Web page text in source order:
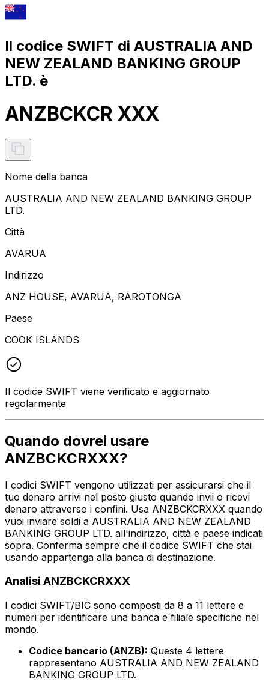
Il codice SWIFT di AUSTRALIA AND
NEW ZEALAND BANKING GROUP
LTD. è
ANZBCKCR XXX
Nome della banca
AUSTRALIA AND NEW ZEALAND BANKING GROUP
LTD.
Città
AVARUA
Indirizzo
ANZ HOUSE, AVARUA, RAROTONGA
Paese
COOK ISLANDS
Il codice SWIFT viene verificato e aggiornato
regolarmente
Quando dovrei usare
ANZBCKCRXXX?
I codici SWIFT vengono utilizzati per assicurarsi che il
tuo denaro arrivi nel posto giusto quando invii o ricevi
denaro attraverso i confini. Usa ANZBCKCRXXX quando
vuoi inviare soldi a AUSTRALIA AND NEW ZEALAND
BANKING GROUP LTD. all'indirizzo, città e paese indicati
sopra. Conferma sempre che il codice SWIFT che stai
usando appartenga alla banca di destinazione.
Analisi ANZBCKCRXXX
I codici SWIFT/BIC sono composti da 8 a 11 lettere e
numeri per identificare una banca e filiale specifiche nel
mondo.
Codice bancario (ANZB): Queste 4 lettere
rappresentano AUSTRALIA AND NEW ZEALAND
BANKING GROUP LTD.